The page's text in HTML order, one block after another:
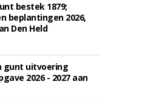
bestek 1879;
beplantingen 2026,
Den Held
gunt uitvoering
2026 - 2027 aan